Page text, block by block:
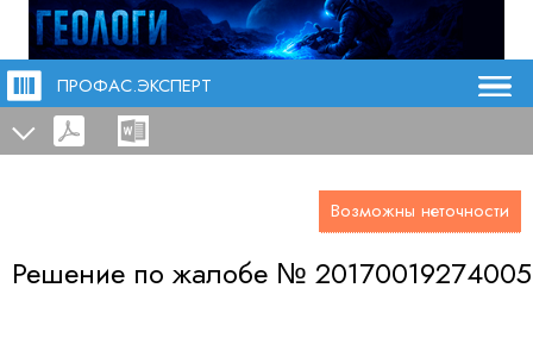
ПРОФАС.ЭКСПЕРТ
Возможны неточности
Решение по жалобе №